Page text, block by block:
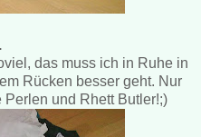
das muss ich in Ruhe in
Rücken besser geht. Nur
und Rhett Butler!;)